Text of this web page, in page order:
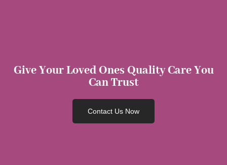
Give Your Loved Ones Quality Care You
Can Trust
Contact Us Now